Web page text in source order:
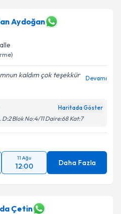
Aydoğan
kaldım çok teşekkür
Devamı
Haritada Göster
D:2 Blok No:4/11 Daire:68 Kat:7
11 Ağu
12:00 Daha Fazla
Çetin